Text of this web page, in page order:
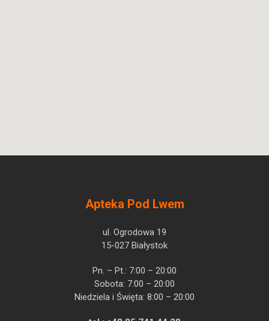
Apteka Pod Lwem
ul. Ogrodowa 19
15-027 Białystok
Pn. – Pt.: 7:00 – 20:00
Sobota: 7:00 – 20:00
Niedziela i Święta: 8:00 – 20:00